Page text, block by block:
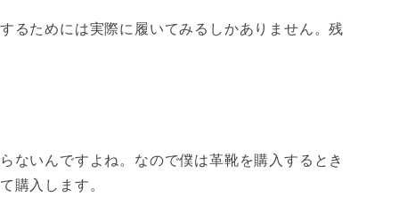
るためには実際に履いてみるしかありません。残
ない んですよね。なので僕は革靴を購入するとき
購入します。